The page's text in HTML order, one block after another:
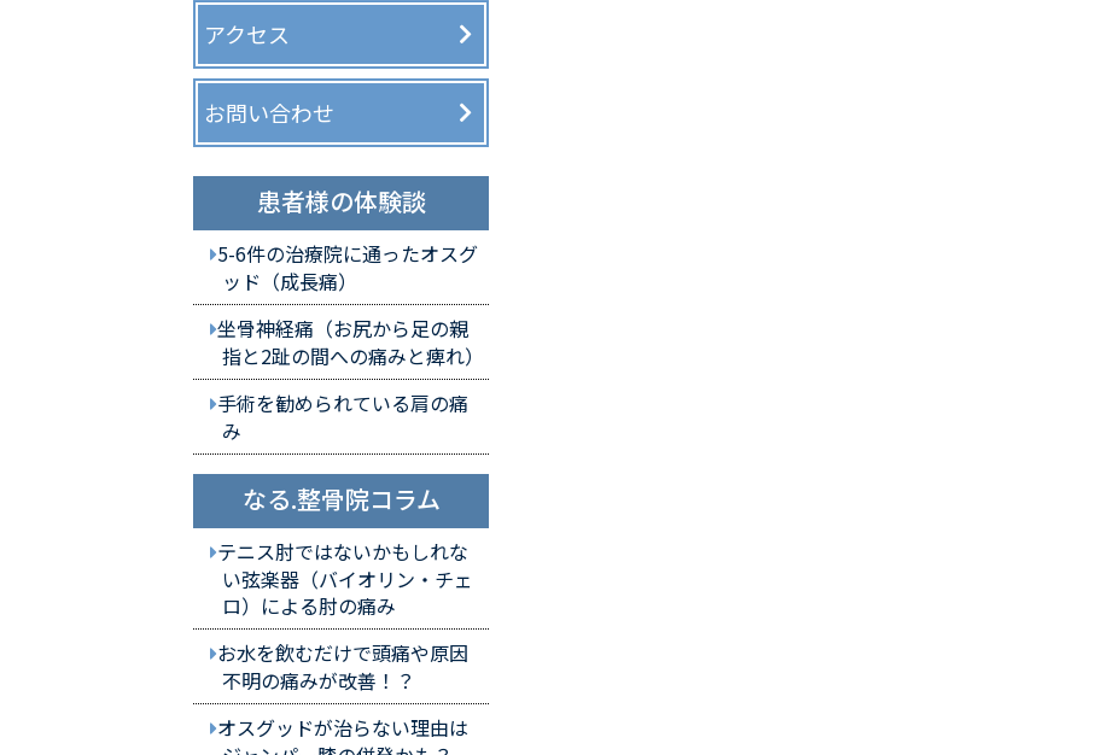
アクセス
お問い合わせ
患者様の体験談
5-6件の治療院に通ったオスグ
ッド（成長痛）
坐骨神経痛（お尻から足の親
指と2趾の間への痛みと痺れ）
手術を勧められている肩の痛
み
なる.整骨院コラム
テニス肘ではないかもしれな
い弦楽器（バイオリン・チェ
ロ）による肘の痛み
お水を飲むだけで頭痛や原因
不明の痛みが改善！？
オスグッドが治らない理由は